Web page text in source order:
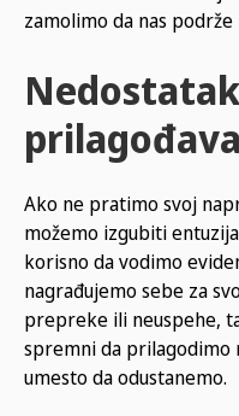
zamolimo da nas
Nedostatak
Ako ne pratimo svoj
možemo izgubiti
korisno da vodimo
nagrađujemo sebe za
prepreke ili neuspehe,
spremni da prilagodimo
umesto da odustanemo.